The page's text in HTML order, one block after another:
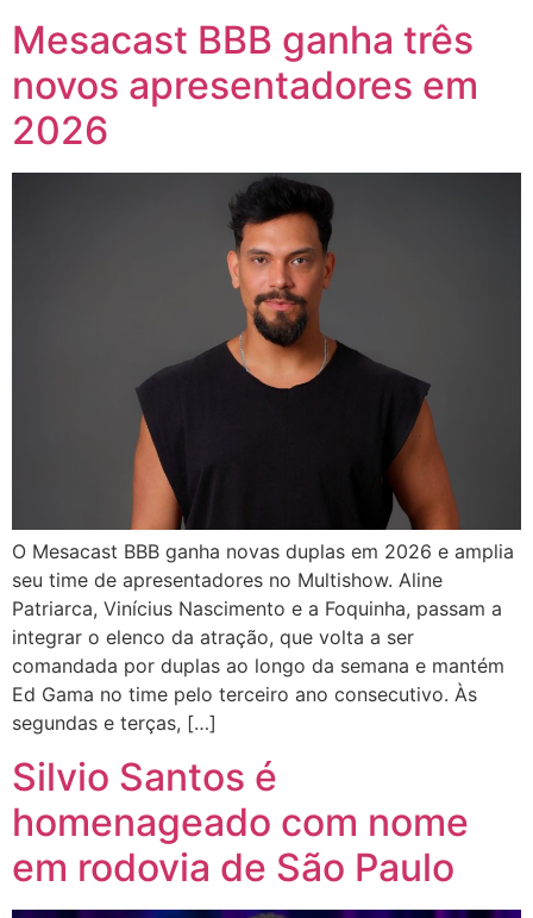
Mesacast BBB ganha três
novos apresentadores em
2026
O Mesacast BBB ganha novas duplas em 2026 e amplia
seu time de apresentadores no Multishow. Aline
Patriarca, Vinícius Nascimento e a Foquinha, passam a
integrar o elenco da atração, que volta a ser
comandada por duplas ao longo da semana e mantém
Ed Gama no time pelo terceiro ano consecutivo. Às
segundas e terças, […]
Silvio Santos é
homenageado com nome
em rodovia de São Paulo